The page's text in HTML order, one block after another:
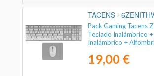
TACENS -
Pack Gaming Tacens
Teclado Inalámbrico +
Inalámbrico +
19,00 €